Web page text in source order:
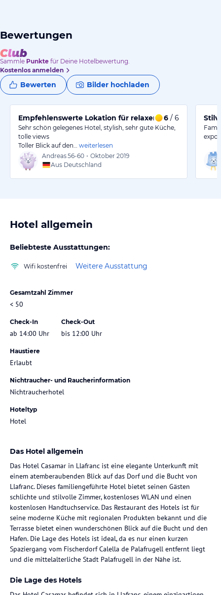
Bewertungen
Sammle Punkte für Deine Hotelbewertung.
Kostenlos anmelden
Bewerten Bilder hochladen
Empfehlenswerte Lokation für relaxen& wandern
6 / 6
Sehr schön gelegenes Hotel, stylish, sehr gute Küche,
tolle views
Toller Blick auf den…
weiterlesen
Andreas56-60 • Oktober 2019
Aus Deutschland
Hotel allgemein
Beliebteste Ausstattungen:
Wifi kostenfrei Weitere Ausstattung
Gesamtzahl Zimmer
< 50
Check-In
ab 14:00 Uhr
Check-Out
bis 12:00 Uhr
Haustiere
Erlaubt
Nichtraucher- und Raucherinformation
Nichtraucherhotel
Hoteltyp
Hotel
Das Hotel allgemein
Das Hotel Casamar in Llafranc ist eine elegante Unterkunft mit
einem atemberaubenden Blick auf das Dorf und die Bucht von
Llafranc. Dieses familiengeführte Hotel bietet seinen Gästen
schlichte und stilvolle Zimmer, kostenloses WLAN und einen
kostenlosen Handtuchservice. Das Restaurant des Hotels ist für
seine moderne Küche mit regionalen Produkten bekannt und die
Terrasse bietet einen wunderschönen Blick auf die Bucht und den
Hafen. Die Lage des Hotels ist ideal, da es nur einen kurzen
Spaziergang vom Fischerdorf Calella de Palafrugell entfernt liegt
und die mittelalterliche Stadt Palafrugell in der Nähe ist.
Die Lage des Hotels